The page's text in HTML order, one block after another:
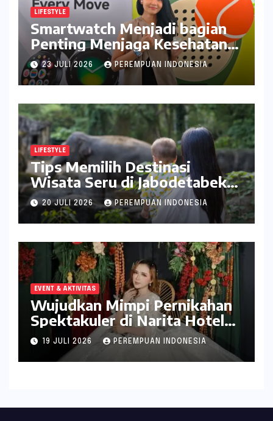
LIFESTYLE
Smartwatch Menjadi bagian
Penting Menjaga Kesehatan
Bagi Perempuan
23 JULI 2026 PEREMPUAN INDONESIA
LIFESTYLE
Tips Memilih Destinasi
Wisata Seru di Jabodetabek
ala inDrive
20 JULI 2026 PEREMPUAN INDONESIA
EVENT & AKTIVITAS
Wujudkan Mimpi Pernikahan
Spektakuler di Narita Hotel
Surabaya
19 JULI 2026 PEREMPUAN INDONESIA